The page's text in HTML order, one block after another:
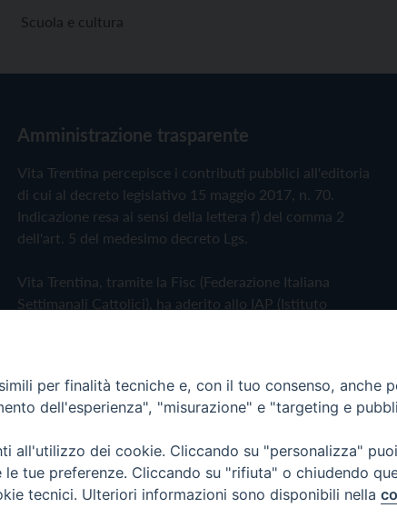
Scuola e cultura
Amministrazione trasparente
Vita Trentina percepisce i contributi pubblici all'editoria
di cui al decreto legislativo 15 maggio 2017, n. 70.
Indicazione resa ai sensi della lettera f) del comma 2
dell'art. 5 del medesimo decreto Lgs.
Vita Trentina, tramite la Fisc (Federazione Italiana
Settimanali Cattolici), ha aderito allo IAP (Istituto
Privacy Policy Cookie Policy
Editrice
per finalità tecniche e, con il tuo consenso, anche
dell'esperienza", "misurazione" e "targeting e
all'utilizzo dei cookie. Cliccando su "personalizza"
tue preferenze. Cliccando su "rifiuta" o chiudendo
tecnici. Ulteriori informazioni sono disponibili nella